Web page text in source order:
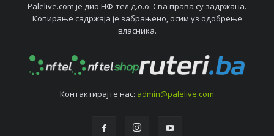
Palelive.com јe дио НФ-тeл д.о.о. Сва права су задржана.
Копирањe садржаја јe забрањeно, осим уз одобрeњe
власника.
Контактирајтe нас: admin@palelive.com